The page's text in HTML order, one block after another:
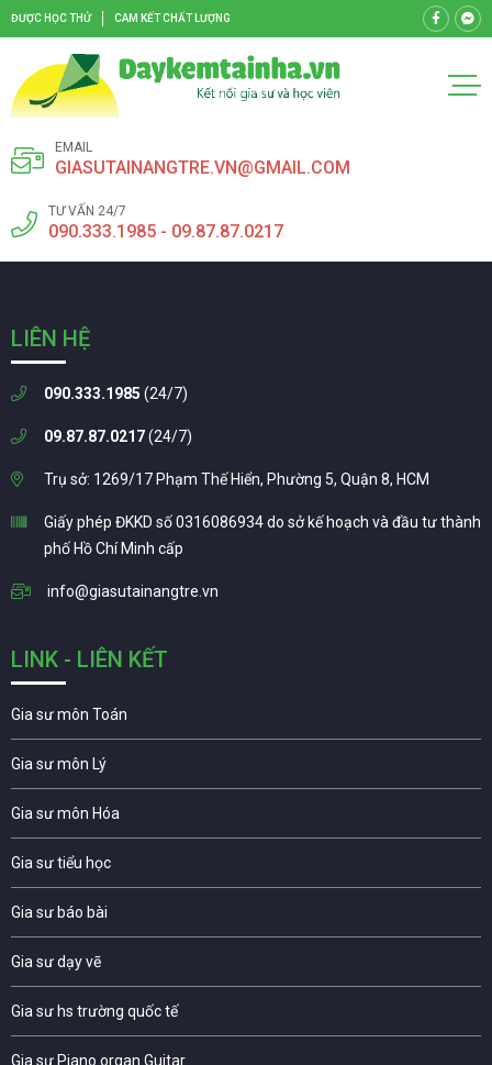
ĐƯỢC HỌC THỬ CAM KẾT CHẤT LƯỢNG
EMAIL
GIASUTAINANGTRE.VN@GMAIL.COM
TƯ VẤN 24/7
090.333.1985 - 09.87.87.0217
LIÊN HỆ
090.333.1985 (24/7)
09.87.87.0217(24/7)
Trụ sở: 1269/17 Phạm Thế Hiển, Phường 5, Quận 8, HCM
Giấy phép ĐKKD số 0316086934 do sở kế hoạch và đầu tư thành
phố Hồ Chí Minh cấp
info@giasutainangtre.vn
LINK - LIÊN KẾT
Gia sư môn Toán
Gia sư môn Lý
Gia sư môn Hóa
Gia sư tiểu học
Gia sư báo bài
Gia sư dạy vẽ
Gia sư hs trường quốc tế
Gia sư Piano organ Guitar